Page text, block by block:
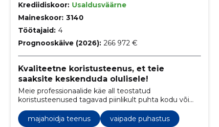
Krediidiskoor: Usaldusväärne
Maineskoor: 3140
Töötajaid: 4
Prognooskäive (2026): 266 972 €
Kvaliteetne koristusteenus, et teie
saaksite keskenduda olulisele!
Meie professionaalide käe all teostatud
koristusteenused tagavad piinlikult puhta kodu või
kontori.
majahoidja teenus
vaipade puhastus